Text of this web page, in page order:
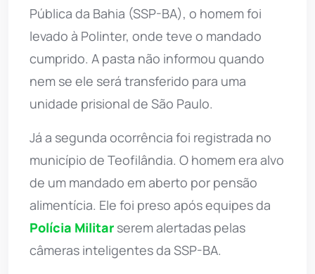
Pública da Bahia (SSP-BA), o homem foi
levado à Polinter, onde teve o mandado
cumprido. A pasta não informou quando
nem se ele será transferido para uma
unidade prisional de São Paulo.
Já a segunda ocorrência foi registrada no
município de Teofilândia. O homem era alvo
de um mandado em aberto por pensão
alimentícia. Ele foi preso após equipes da
Polícia Militar serem alertadas pelas
câmeras inteligentes da SSP-BA.